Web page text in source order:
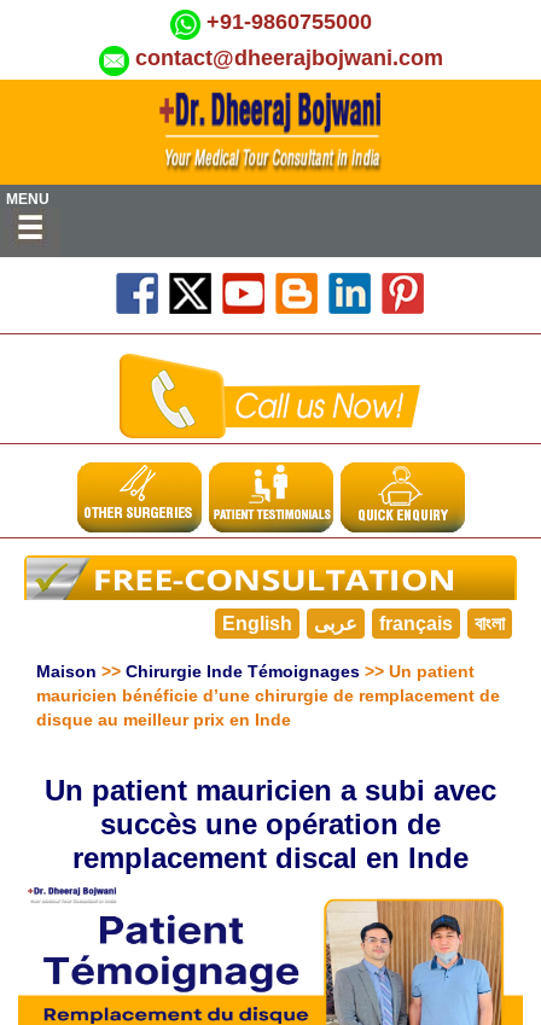
+91-9860755000
contact@dheerajbojwani.com
MENU
English عربى français বাংলা
Maison >> Chirurgie Inde Témoignages >> Un patient
mauricien bénéficie d’une chirurgie de remplacement de
disque au meilleur prix en Inde
Un patient mauricien a subi avec
succès une opération de
remplacement discal en Inde